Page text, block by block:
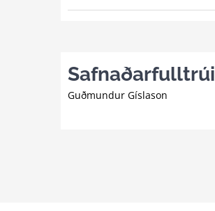
Safnaðarfulltrúi
Guðmundur Gíslason